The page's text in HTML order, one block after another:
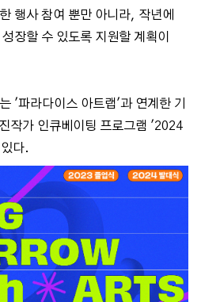
행사 참여 뿐만 아니라, 작년에
장할 수 있도록 지원할 계획이
'파라다이스 아트랩'과 연계한 기
작가 인큐베이팅 프로그램 '2024
다.